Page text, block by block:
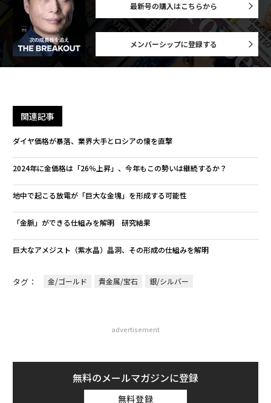
最新号の購入はこちらから
メンバーシップに登録する
関連記事
ダイヤ価格が暴落、業界大手とロシアの懐を直撃
2024年に金価格は「26％上昇」、今年もこの勢いは継続するか？
地中で起こる放電が「巨大な金塊」を形成する可能性
「金脈」ができる仕組みを解明 研究結果
巨大なアメジスト（紫水晶）晶洞、その形成の仕組みを解明
タグ： 金/ゴールド 貴金属/宝石 銀/シルバー
advertisement
無料のメールマガジンに登録
無料登録